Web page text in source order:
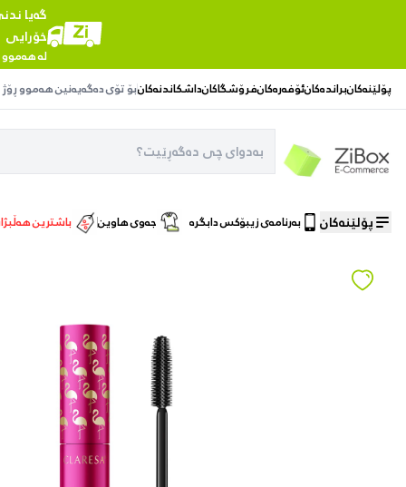
گەیا
خۆرایی
لە
پۆلێنەکانبراندەکانئۆفەرەکانفرۆشگاکانداشکاندنەکانبۆ تۆی دەگەیەنینهەموو ڕۆژ
پۆلێنەکان بەرنامەی زیبۆکس دابگرە جەوی هاوین باشترین ماڵەوە/جوانکاری پێست/ماسکارای ڕەشی كلاريسا